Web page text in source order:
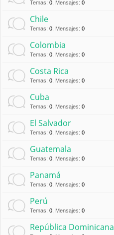
Temas: 0 Mensajes: 0
Chile
Temas: 0 Mensajes: 0
Colombia
Temas: 0 Mensajes: 0
Costa Rica
Temas: 0 Mensajes: 0
Cuba
Temas: 0 Mensajes: 0
El Salvador
Temas: 0 Mensajes: 0
Guatemala
Temas: 0 Mensajes: 0
Panamá
Temas: 0 Mensajes: 0
Perú
Temas: 0 Mensajes: 0
República Dominicana